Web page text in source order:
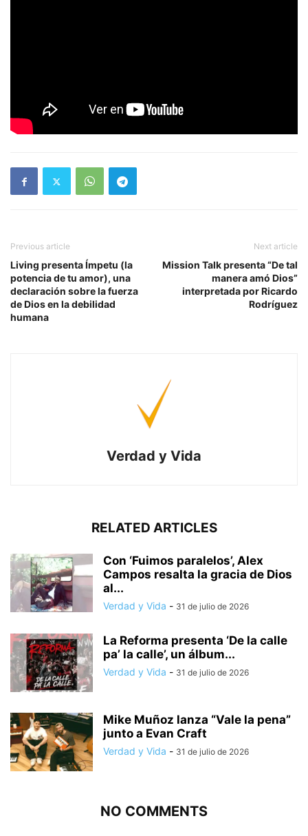
Previous article
Living presenta Ímpetu (la
potencia de tu amor), una
declaración sobre la fuerza
de Dios en la debilidad
humana
Next article
Mission Talk presenta “De tal
manera amó Dios”
interpretada por Ricardo
Rodríguez
Verdad y Vida
RELATED ARTICLES
Con ‘Fuimos paralelos’, Alex
Campos resalta la gracia de Dios
al...
Verdad y Vida - 31 de julio de 2026
La Reforma presenta ‘De la calle
pa’ la calle’, un álbum...
Verdad y Vida - 31 de julio de 2026
Mike Muñoz lanza “Vale la pena”
junto a Evan Craft
Verdad y Vida - 31 de julio de 2026
NO COMMENTS